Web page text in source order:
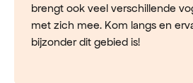
brengt ook veel verschillende
met zich mee. Kom langs en
bijzonder dit gebied is!